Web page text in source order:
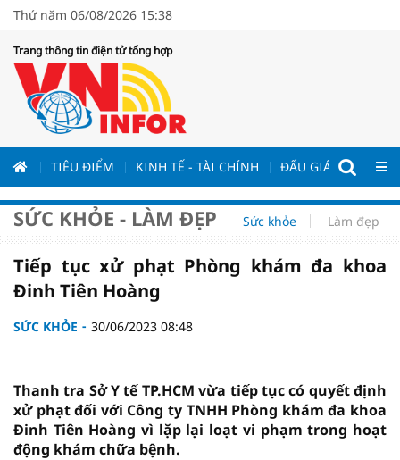
Thứ năm 06/08/2026 15:38
Trang thông tin điện tử tổng hợp
TIÊU ĐIỂM KINH TẾ - TÀI CHÍNH ĐẤU GIÁ - ĐẤU
SỨC KHỎE - LÀM ĐẸP Sức khỏe Làm đẹp
Tiếp tục xử phạt Phòng khám đa khoa
Đinh Tiên Hoàng
SỨC KHỎE 30/06/2023 08:48
Thanh tra Sở Y tế TP.HCM vừa tiếp tục có quyết định
xử phạt đối với Công ty TNHH Phòng khám đa khoa
Đinh Tiên Hoàng vì lặp lại loạt vi phạm trong hoạt
động khám chữa bệnh.